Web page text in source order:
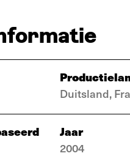
Duitsland,
Jaar
2004